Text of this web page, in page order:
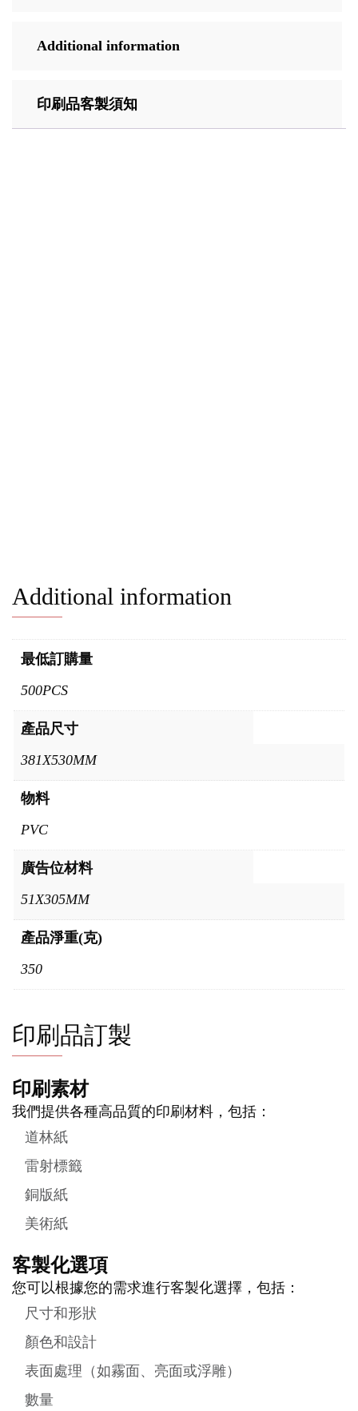
Additional information
印刷品客製須知
Additional information
最低訂購量
500PCS
產品尺寸
381X530MM
物料
PVC
廣告位材料
51X305MM
產品淨重(克)
350
印刷品訂製
印刷素材
我們提供各種高品質的印刷材料，包括：
道林紙
雷射標籤
銅版紙
美術紙
客製化選項
您可以根據您的需求進行客製化選擇，包括：
尺寸和形狀
顏色和設計
表面處理（如霧面、亮面或浮雕）
數量